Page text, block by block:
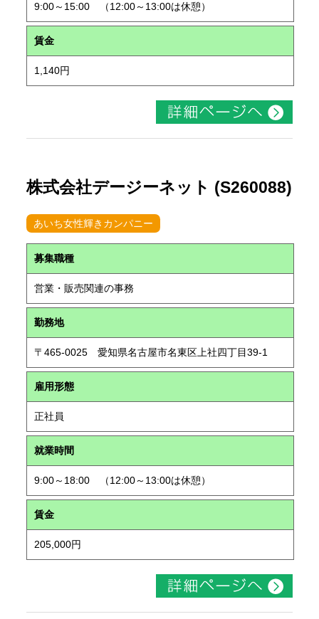
9:00～15:00 （12:00～13:00は休憩）
賃金
1,140円
株式会社デージーネット (S260088)
あいち女性輝きカンパニー
募集職種
営業・販売関連の事務
勤務地
〒465-0025 愛知県名古屋市名東区上社四丁目39-1
雇用形態
正社員
就業時間
9:00～18:00 （12:00～13:00は休憩）
賃金
205,000円